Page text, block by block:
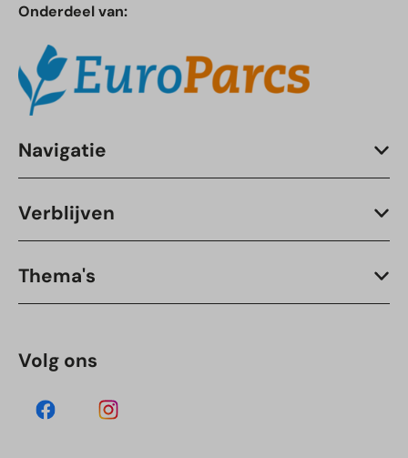
Onderdeel van:
Navigatie
Verblijven
Thema's
Volg ons